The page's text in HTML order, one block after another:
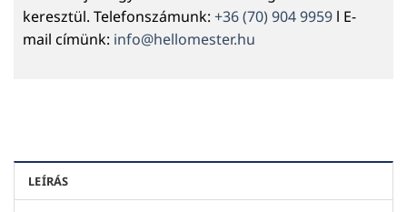
keresztül. Telefonszámunk: +36 (70) 904 9959 l E-
mail címünk: info@hellomester.hu
LEÍRÁS